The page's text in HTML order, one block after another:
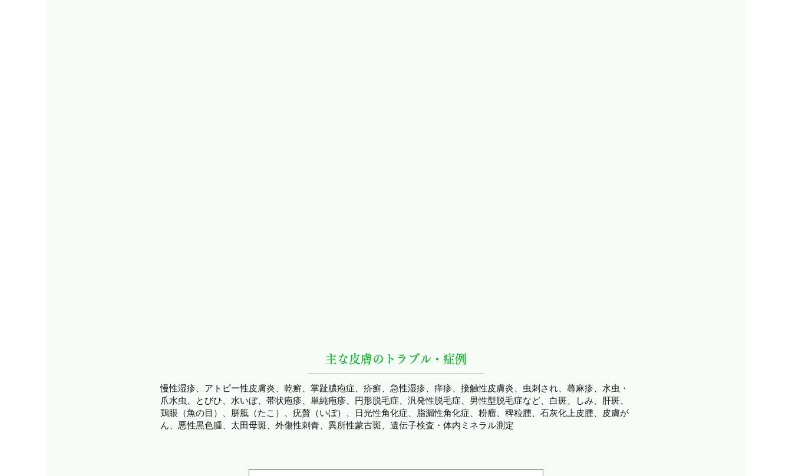
主な皮膚のトラブル・症例
慢性湿疹、アトピー性皮膚炎、乾癬、掌趾膿疱症、疥癬、急性湿疹、痒疹、接触性皮膚炎、虫刺され、蕁麻疹、水虫・
爪水虫、とびひ、水いぼ、帯状疱疹、単純疱疹、円形脱毛症、汎発性脱毛症、男性型脱毛症など、白斑、しみ、肝斑、
鶏眼（魚の目）、胼胝（たこ）、疣贅（いぼ）、日光性角化症、脂漏性角化症、粉瘤、稗粒腫、石灰化上皮腫、皮膚が
ん、悪性黒色腫、太田母斑、外傷性刺青、異所性蒙古斑、遺伝子検査・体内ミネラル測定